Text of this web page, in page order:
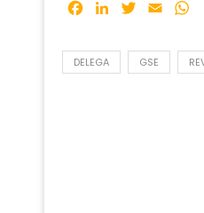
Facebook
LinkedInTwitter
Email
DELEGA GSE